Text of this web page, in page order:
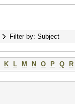
Filter by: Subject
K L M N O P Q
R